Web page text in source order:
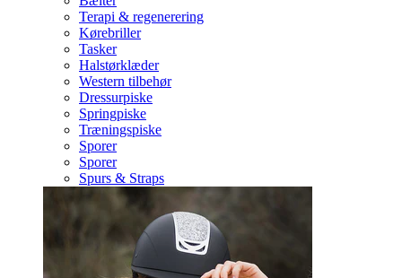
Terapi & regenerering
Kørebriller
Tasker
Halstørklæder
Western tilbehør
Dressurpiske
Springpiske
Træningspiske
Sporer
Sporer
Spurs & Straps